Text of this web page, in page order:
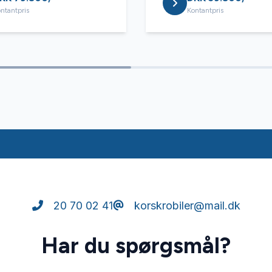
Kontantpris
20 70 02 41 korskrobiler@mail.dk
Har du spørgsmål?